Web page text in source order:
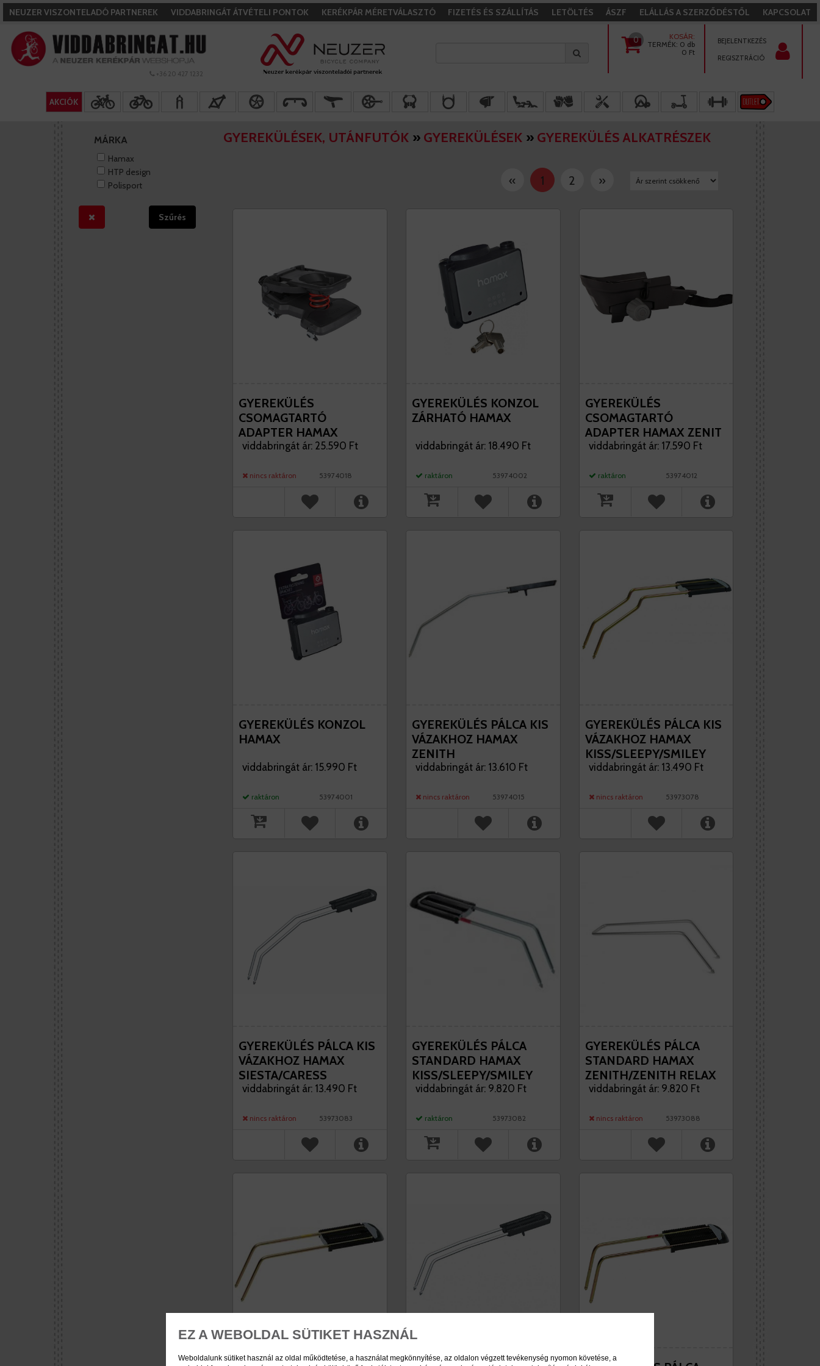
EZ A WEBOLDAL SÜTIKET HASZNÁL
Weboldalunk sütiket használ az oldal működtetése, a használat megkönnyítése, az oldalon végzett tevékenység nyomon követése, a
NEUZER VISZONTELADÓ PARTNEREK VIDDABRINGÁT ÁTVÉTELI PONTOK KERÉKPÁR MÉRETVÁLASZTÓ FIZETÉS ÉS SZÁLLÍTÁS LETÖLTÉS ÁSZF ELÁLLÁS A SZERZŐDÉSTŐL KAPCSOLAT
+36 20 427 1232
0
KOSÁR:
TERMÉK: 0 db
0 Ft
BEJELENTKEZÉS
REGISZTRÁCIÓ
AKCIÓK
MÁRKA
Hamax
HTP design
Polisport
Szűrés
GYEREKÜLÉSEK, UTÁNFUTÓK » GYEREKÜLÉSEK » GYEREKÜLÉS ALKATRÉSZEK
« 1 2 »
GYEREKÜLÉS
CSOMAGTARTÓ
ADAPTER HAMAX
viddabringát ár: 25.590 Ft
nincs raktáron 53974018
GYEREKÜLÉS KONZOL
ZÁRHATÓ HAMAX
viddabringát ár: 18.490 Ft
raktáron 53974002
GYEREKÜLÉS
CSOMAGTARTÓ
ADAPTER HAMAX ZENIT
viddabringát ár: 17.590 Ft
raktáron 53974012
GYEREKÜLÉS KONZOL
HAMAX
viddabringát ár: 15.990 Ft
raktáron 53974001
GYEREKÜLÉS PÁLCA KIS
VÁZAKHOZ HAMAX
ZENITH
GYEREKÜLÉSEKHEZ
viddabringát ár: 13.610 Ft
nincs raktáron 53974015
GYEREKÜLÉS PÁLCA KIS
VÁZAKHOZ HAMAX
KISS/SLEEPY/SMILEY
GYEREKÜLÉSEKHEZ
viddabringát ár: 13.490 Ft
nincs raktáron 53973078
GYEREKÜLÉS PÁLCA KIS
VÁZAKHOZ HAMAX
SIESTA/CARESS
GYEREKÜLÉSEKHEZ
viddabringát ár: 13.490 Ft
nincs raktáron 53973083
GYEREKÜLÉS PÁLCA
STANDARD HAMAX
KISS/SLEEPY/SMILEY
GYEREKÜLÉSEKHEZ
viddabringát ár: 9.820 Ft
raktáron 53973082
GYEREKÜLÉS PÁLCA
STANDARD HAMAX
ZENITH/ZENITH RELAX
GYEREKÜLÉSEKHEZ
viddabringát ár: 9.820 Ft
nincs raktáron 53973088